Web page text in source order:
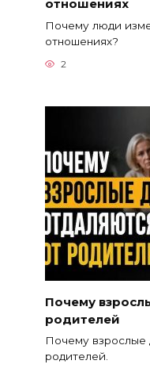
отношениях
Почему люди
отношениях?
2
Почему
родителей
Почему взрослые
родителей.